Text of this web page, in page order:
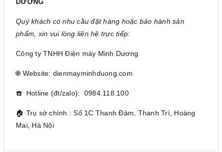
Quý khách có nhu cầu đặt hàng hoặc bảo hành sản
phẩm, xin vui lòng liên hệ trực tiếp:
Công ty TNHH Điện máy Minh Dương
🌐 Website: dienmayminhduong.com
☎️ Hotline (đt/zalo): 0984.118.100
🏠 Trụ sở chính : Số 1C Thanh Đàm, Thanh Trì, Hoàng
Mai, Hà Nội